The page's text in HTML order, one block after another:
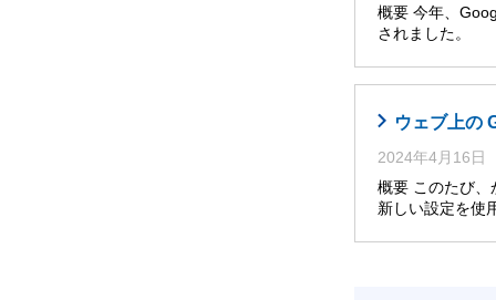
概要 今年、
されました。
ウェブ上の
2024年4月16日
概要 このたび、
新しい設定を使